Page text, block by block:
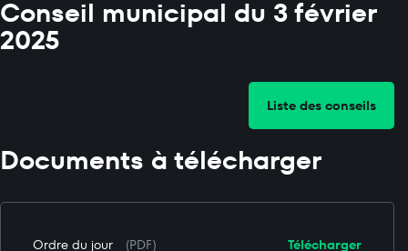
Conseil municipal du 3 février
2025
Liste des conseils
Documents à télécharger
Télécharger
Ordre du jour (PDF)